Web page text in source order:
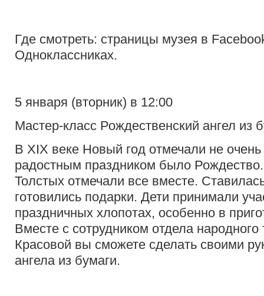
Где смотреть: страницы музея в
Одноклассниках.
5 января (вторник) в 12:00
Мастер-класс Рождественский ангел из
В XIX веке Новый год отмечали не
радостным праздником было
Толстых отмечали все вместе.
готовились подарки. Дети принимали
праздничных хлопотах, особенно в
Вместе с сотрудником отдела
Красовой вы сможете сделать своими
ангела из бумаги.